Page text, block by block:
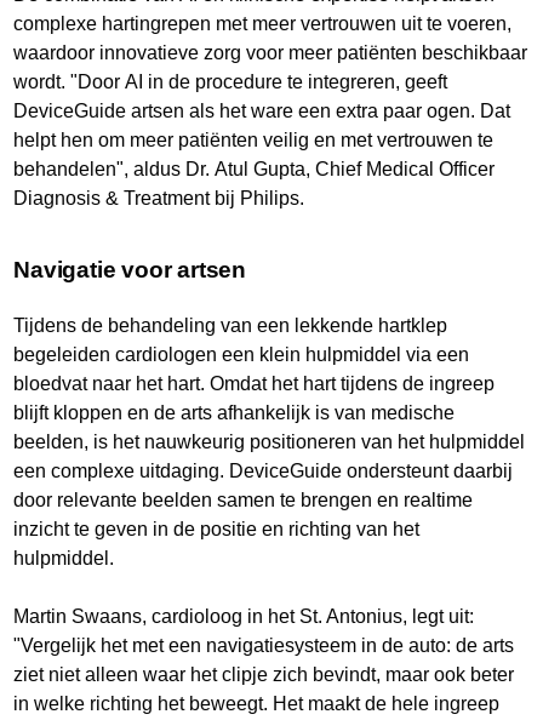
complexe hartingrepen met meer vertrouwen uit te voeren,
waardoor innovatieve zorg voor meer patiënten beschikbaar
wordt. "Door AI in de procedure te integreren, geeft
DeviceGuide artsen als het ware een extra paar ogen. Dat
helpt hen om meer patiënten veilig en met vertrouwen te
behandelen", aldus Dr. Atul Gupta, Chief Medical Officer
Diagnosis & Treatment bij Philips.
Navigatie voor artsen
Tijdens de behandeling van een lekkende hartklep
begeleiden cardiologen een klein hulpmiddel via een
bloedvat naar het hart. Omdat het hart tijdens de ingreep
blijft kloppen en de arts afhankelijk is van medische
beelden, is het nauwkeurig positioneren van het hulpmiddel
een complexe uitdaging. DeviceGuide ondersteunt daarbij
door relevante beelden samen te brengen en realtime
inzicht te geven in de positie en richting van het
hulpmiddel.
Martin Swaans, cardioloog in het St. Antonius, legt uit:
"Vergelijk het met een navigatiesysteem in de auto: de arts
ziet niet alleen waar het clipje zich bevindt, maar ook beter
in welke richting het beweegt. Het maakt de hele ingreep